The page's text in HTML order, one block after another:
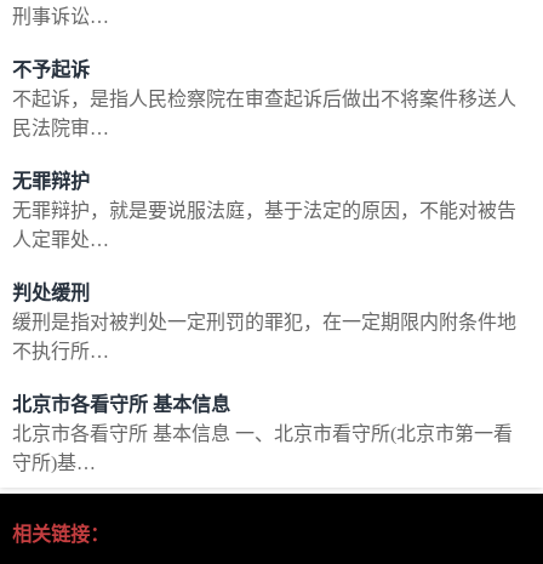
刑事诉讼…
不予起诉
不起诉，是指人民检察院在审查起诉后做出不将案件移送人
民法院审…
无罪辩护
无罪辩护，就是要说服法庭，基于法定的原因，不能对被告
人定罪处…
判处缓刑
缓刑是指对被判处一定刑罚的罪犯，在一定期限内附条件地
不执行所…
北京市各看守所 基本信息
北京市各看守所 基本信息 一、北京市看守所(北京市第一看
守所)基…
相关链接：